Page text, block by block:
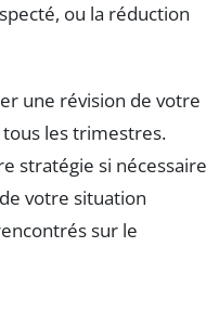
ou la réduction
une révision de votre
les trimestres.
stratégie si nécessaire
votre situation
sur le